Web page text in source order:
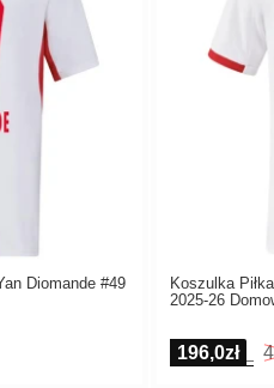
Diomande #49
Koszulka
2025-26
196,0zł